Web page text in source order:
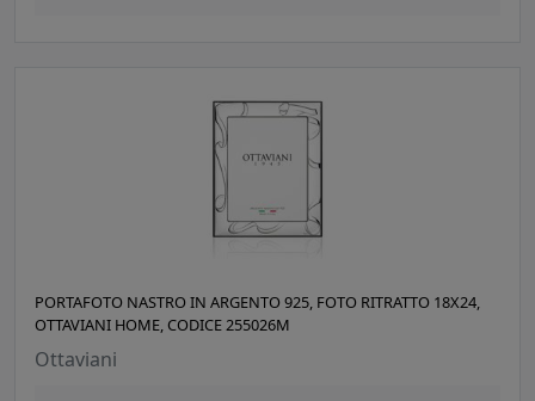
PORTAFOTO NASTRO IN ARGENTO 925, FOTO RITRATTO 18X24,
OTTAVIANI HOME, CODICE 255026M
Ottaviani